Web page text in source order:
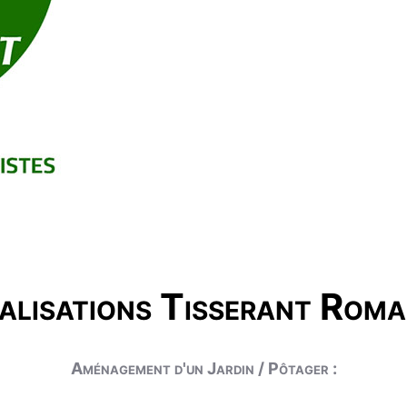
Tisserant
Aménagement d'un Jardin / Pôtager :